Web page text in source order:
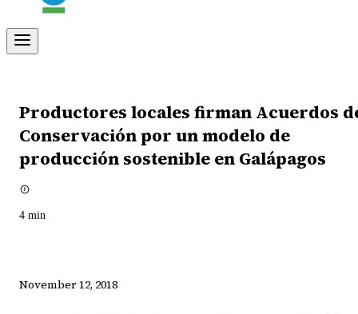
Productores locales firman Acuerdos
Conservación por un modelo de
producción sostenible en Galápagos
4 min
November 12, 2018